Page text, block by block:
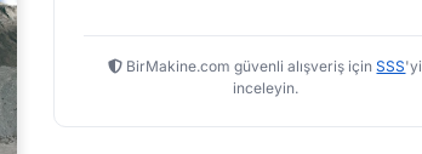
BirMakine.com güvenli alışveriş içinSSS'yi
inceleyin.